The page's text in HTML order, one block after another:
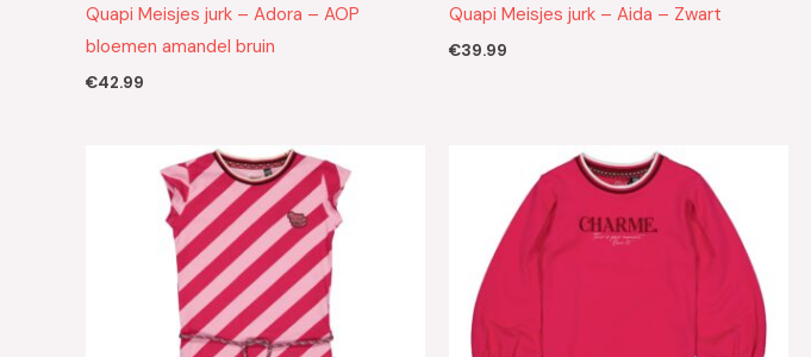
Quapi Meisjes jurk – Adora – AOP
bloemen amandel bruin
€42.99
Quapi Meisjes jurk – Aida – Zwart
€39.99